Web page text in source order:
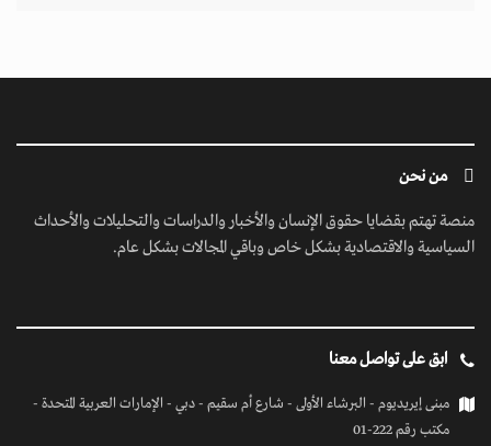
من نحن
منصة تهتم بقضايا حقوق الإنسان والأخبار والدراسات والتحليلات والأحداث
السياسية والاقتصادية بشكل خاص وباقي المجالات بشكل عام.
ابق على تواصل معنا
مبنى إيريديوم - البرشاء الأولى - شارع أم سقيم - دبي - الإمارات العربية المتحدة -
مكتب رقم 222-01